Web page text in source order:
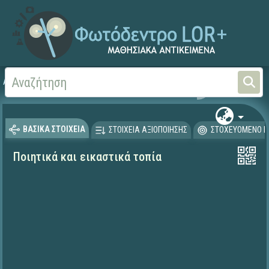
Αρχική Γλώσσα και Λογοτεχνία
ΒΑΣΙΚΑ ΣΤΟΙΧΕΙΑ ΣΤΟΙΧΕΙΑ ΑΞΙΟΠΟΙΗΣΗΣ ΣΤΟΧΕΥΟΜΕΝΟ
Ποιητικά και εικαστικά τοπία